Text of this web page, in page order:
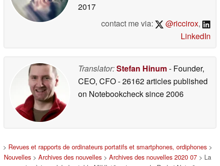
2017
contact me via:
@riccirox,
LinkedIn
Translator:Stefan Hinum- Founder,
CEO, CFO- 26162 articles published
on Notebookchecksince 2006
> Revues et rapports de ordinateurs portatifs et smartphones, ordiphones >
Nouvelles > Archives des nouvelles > Archives des nouvelles 2020 07 > La